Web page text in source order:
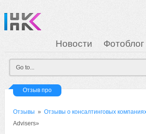
Новости Фотоблог
Загрузка
Мои
Отзыв про
Отзывы »Отзывы о консалтинговых
Advisers»